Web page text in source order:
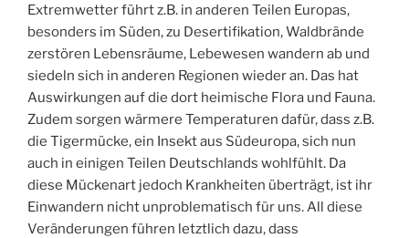
Extremwetter führt z.B. in anderen Teilen Europas,
besonders im Süden, zu Desertifikation, Waldbrände
zerstören Lebensräume, Lebewesen wandern ab und
siedeln sich in anderen Regionen wieder an. Das hat
Auswirkungen auf die dort heimische Flora und Fauna.
Zudem sorgen wärmere Temperaturen dafür, dass z.B.
die Tigermücke, ein Insekt aus Südeuropa, sich nun
auch in einigen Teilen Deutschlands wohlfühlt. Da
diese Mückenart jedoch Krankheiten überträgt, ist ihr
Einwandern nicht unproblematisch für uns. All diese
Veränderungen führen letztlich dazu, dass